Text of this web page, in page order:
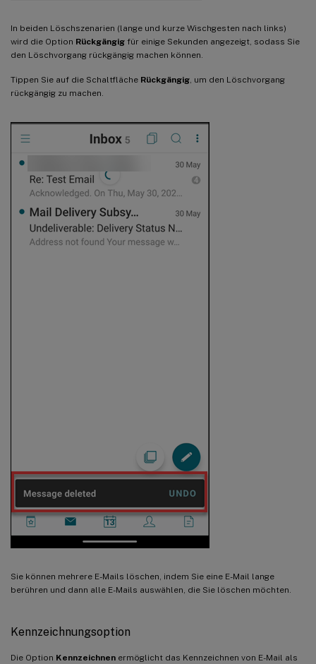
In beiden Löschszenarien (lange und kurze Wischgesten nach links)
wird die Option Rückgängig für einige Sekunden angezeigt, sodass Sie
den Löschvorgang rückgängig machen können.
Tippen Sie auf die Schaltfläche Rückgängig, um den Löschvorgang
rückgängig zu machen.
Sie können mehrere E-Mails löschen, indem Sie eine E-Mail lange
berühren und dann alle E-Mails auswählen, die Sie löschen möchten.
Kennzeichnungsoption
Die Option Kennzeichnen ermöglicht das Kennzeichnen von E-Mail als